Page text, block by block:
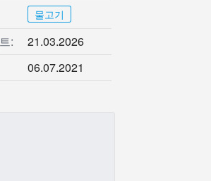
물고기
:
21.03.2026
06.07.2021